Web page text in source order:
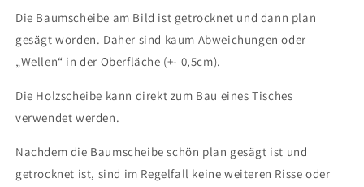
Die Baumscheibe am Bild ist getrocknet und dann plan
gesägt worden. Daher sind kaum Abweichungen oder
„Wellen“ in der Oberfläche (+- 0,5cm).
Die Holzscheibe kann direkt zum Bau eines Tisches
verwendet werden.
Nachdem die Baumscheibe schön plan gesägt ist und
getrocknet ist, sind im Regelfall keine weiteren Risse oder